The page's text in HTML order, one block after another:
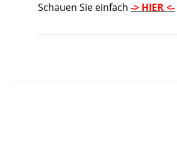
Schauen Sie einfach -> HIER <-